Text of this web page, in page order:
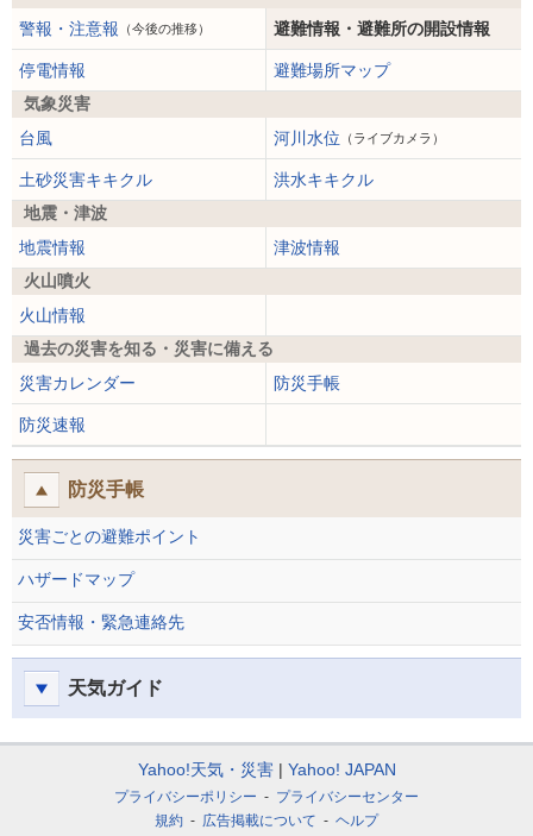
警報・注意報 （今後の推移） 避難情報・避難所の開設情報
停電情報
避難場所マップ
気象災害
台風
河川水位 （ライブカメラ）
土砂災害キキクル
洪水キキクル
地震・津波
地震情報
津波情報
火山噴火
火山情報
過去の災害を知る・災害に備える
災害カレンダー
防災手帳
防災速報
防災手帳
災害ごとの避難ポイント
ハザードマップ
安否情報・緊急連絡先
天気ガイド
Yahoo!天気・災害 Yahoo! JAPAN
プライバシーポリシー
プライバシーセンター
規約
広告掲載について ヘルプ